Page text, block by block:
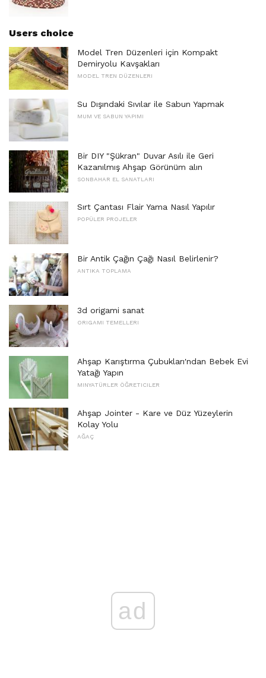
Users choice
Model Tren Düzenleri için Kompakt
Demiryolu Kavşakları
MODEL TREN DÜZENLERI
Su Dışındaki Sıvılar ile Sabun Yapmak
MUM VE SABUN YAPIMI
Bir DIY "Şükran" Duvar Asılı ile Geri
Kazanılmış Ahşap Görünüm alın
SONBAHAR EL SANATLARI
Sırt Çantası Flair Yama Nasıl Yapılır
POPÜLER PROJELER
Bir Antik Çağın Çağı Nasıl Belirlenir?
ANTIKA TOPLAMA
3d origami sanat
ORIGAMI TEMELLERI
Ahşap Karıştırma Çubukları'ndan Bebek Evi
Yatağı Yapın
MINYATÜRLER ÖĞRETICILER
Ahşap Jointer - Kare ve Düz Yüzeylerin
Kolay Yolu
AĞAÇ
ad